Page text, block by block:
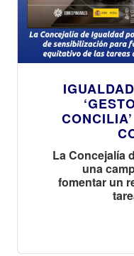
La Concejalía
una
fomentar un